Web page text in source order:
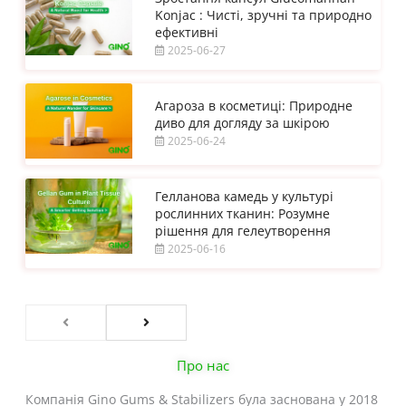
Konjac : Чисті, зручні та природно
ефективні
2025-06-27
Агароза в косметиці: Природне
диво для догляду за шкірою
2025-06-24
Гелланова камедь у культурі
рослинних тканин: Розумне
рішення для гелеутворення
2025-06-16
Про нас
Компанія Gino Gums & Stabilizers була заснована у 2018